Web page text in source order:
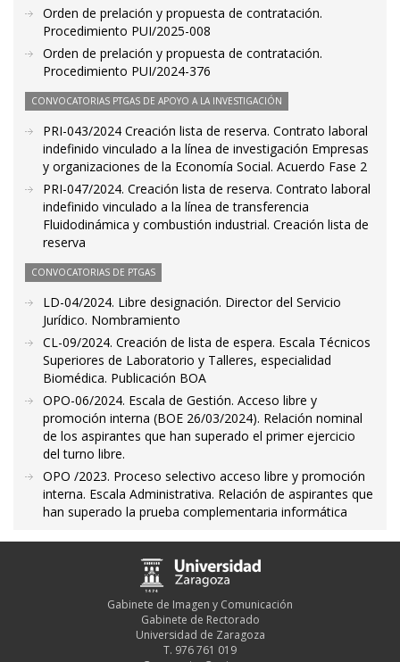
Orden de prelación y propuesta de contratación.
Procedimiento PUI/2025-008
Orden de prelación y propuesta de contratación.
Procedimiento PUI/2024-376
CONVOCATORIAS PTGAS DE APOYO A LA INVESTIGACIÓN
PRI-043/2024 Creación lista de reserva. Contrato laboral
indefinido vinculado a la línea de investigación Empresas
y organizaciones de la Economía Social. Acuerdo Fase 2
PRI-047/2024. Creación lista de reserva. Contrato laboral
indefinido vinculado a la línea de transferencia
Fluidodinámica y combustión industrial. Creación lista de
reserva
CONVOCATORIAS DE PTGAS
LD-04/2024. Libre designación. Director del Servicio
Jurídico. Nombramiento
CL-09/2024. Creación de lista de espera. Escala Técnicos
Superiores de Laboratorio y Talleres, especialidad
Biomédica. Publicación BOA
OPO-06/2024. Escala de Gestión. Acceso libre y
promoción interna (BOE 26/03/2024). Relación nominal
de los aspirantes que han superado el primer ejercicio
del turno libre.
OPO /2023. Proceso selectivo acceso libre y promoción
interna. Escala Administrativa. Relación de aspirantes que
han superado la prueba complementaria informática
Gabinete de Imagen y Comunicación
Gabinete de Rectorado
Universidad de Zaragoza
T. 976 761 019